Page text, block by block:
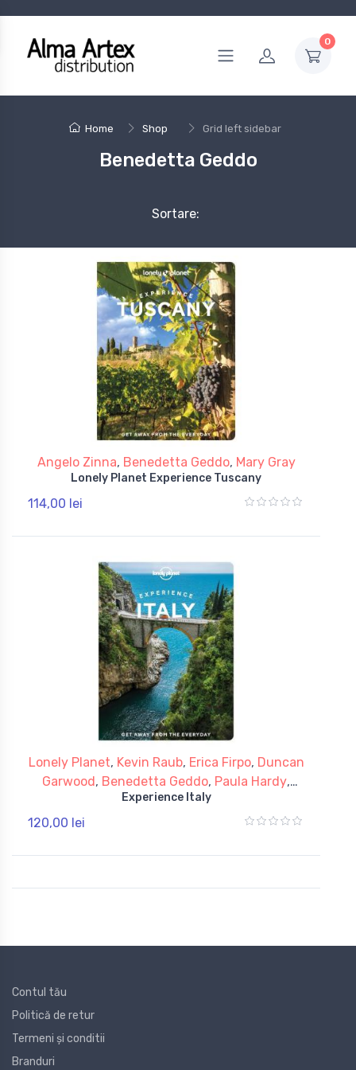
0
Home Shop Grid left sidebar
Benedetta Geddo
Sortare:
Angelo Zinna, Benedetta Geddo, Mary Gray
Lonely Planet Experience Tuscany
114,00 lei
Lonely Planet, Kevin Raub, Erica Firpo, Duncan
Garwood, Benedetta Geddo, Paula Hardy,
Stephanie Ong,Margherita Raag
Experience Italy
120,00 lei
Contul tău
Politică de retur
Termeni și conditii
Branduri